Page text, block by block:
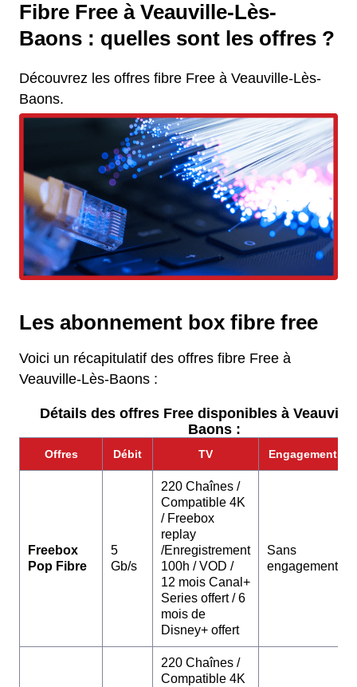
Fibre Free à Veauville-Lès-
Baons : quelles sont les offres ?
Découvrez les offres fibre Free à Veauville-Lès-
Baons.
Les abonnement box fibre free
Voici un récapitulatif des offres fibre Free à
Veauville-Lès-Baons :
Détails des offres Free disponibles à
Baons :
Offres Débit TV Engagement
Freebox
Pop Fibre
5
Gb/s
220 Chaînes /
Compatible 4K
/ Freebox
replay
/Enregistrement
100h / VOD /
12 mois Canal+
Series offert / 6
mois de
Disney+ offert
Sans
engagement
220 Chaînes /
Compatible 4K